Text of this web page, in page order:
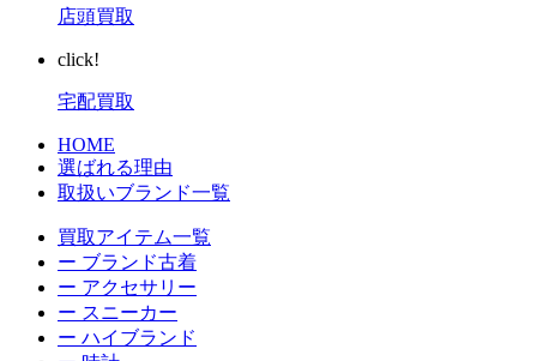
店頭買取
click!
宅配買取
HOME
選ばれる理由
取扱いブランド一覧
買取アイテム一覧
ー ブランド古着
ー アクセサリー
ー スニーカー
ー ハイブランド